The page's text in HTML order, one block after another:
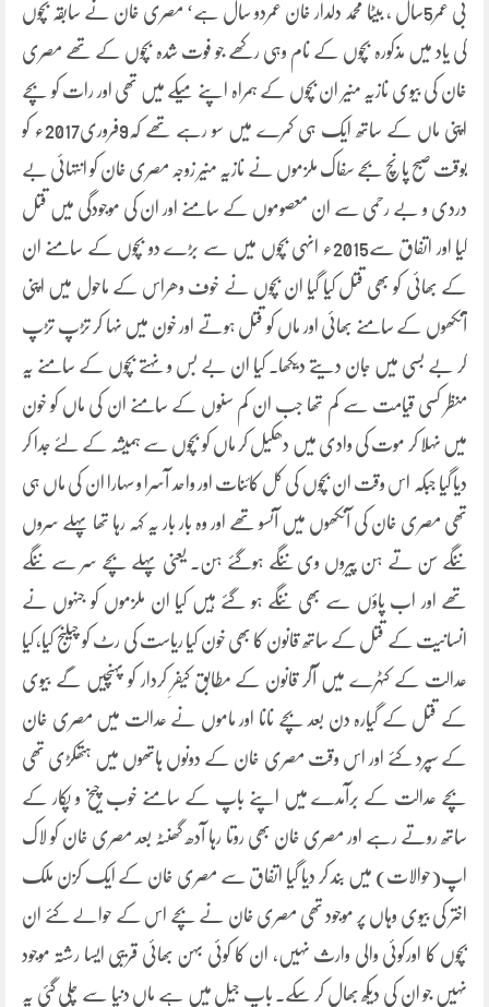
بی عمر5سال ، بیٹا محمد دلدار خان عمردو سال ہے‘ مصری خان نے سابقہ بچوں
کی یاد میں مذکورہ بچوں کے نام وہی رکھے جو فوت شدہ بچوں کے تھے مصری
خان کی بیوی نازیہ منیر ان بچوں کے ہمراہ اپنے میکے میں تھی اور رات کو بچے
اپنی ماں کے ساتھ ایک ہی کمرے میں سو رہے تھے کہ9فروری2017ء کو
بوقت صبح پانچ بجے سفاک ملزموں نے نازیہ منیر زوجہ مصری خان کو انتہائی بے
دردی و بے رحمی سے ان معصوموں کے سامنے اور ان کی موجودگی میں قتل
کیا اور اتفاق سے2015ء انہی بچوں میں سے بڑے دو بچوں کے سامنے ان
کے بھائی کو بھی قتل کیا گیا ان بچوں نے خوف وھراس کے ماحول میں اپنی
آنکھوں کے سامنے بھائی اور ماں کو قتل ہوتے اور خون میں نہا کر تڑپ تڑپ
کر بے بسی میں جان دیتے دیکھا۔ کیا ان بے بس و نہتے بچوں کے سامنے یہ
منظر کسی قیامت سے کم تھا جب ان کم سنوں کے سامنے ان کی ماں کو خون
میں نہلا کر موت کی وادی میں دھکیل کر ماں کو بچوں سے ہمیشہ کے لئے جدا کر
دیا گیا جبکہ اس وقت ان بچوں کی کل کائنات اور واحد آسرا و سہارا ان کی ماں ہی
تھی مصری خان کی آنکھوں میں آنسو تھے اور وہ بار بار یہ کہہ رہا تھا پہلے سروں
ننگے سن تے ہن پیروں وی ننگے ہوگئے ہن۔ یعنی پہلے بچے سر سے ننگے
تھے اور اب پاؤں سے بھی ننگے ہو گئے ہیں کیا ان ملزموں کو جنہوں نے
انسانیت کے قتل کے ساتھ قانون کا بھی خون کیا ریاست کی رٹ کو چیلنج کیا، کیا
عدالت کے کٹہرے میں آکر قانون کے مطابق کیفرِ کردار کو پہنچیں گے بیوی
کے قتل کے گیارہ دن بعد بچے نانا اور ماموں نے عدالت میں مصری خان
کے سپرد کئے اور اس وقت مصری خان کے دونوں ہاتھوں میں ہتھکڑی تھی
بچے عدالت کے برآمدے میں اپنے باپ کے سامنے خوب چیخ و پکار کے
ساتھ روتے رہے اور مصری خان بھی روتا رہا آدھ گھنٹہ بعد مصری خان کو لاک
اپ(حوالات) میں بند کر دیا گیا اتفاق سے مصری خان کے ایک کزن ملک
اختر کی بیوی وہاں پر موجود تھی مصری خان نے بچے اس کے حوالے کئے ان
بچوں کا اورکوئی والی وارث نہیں، ان کا کوئی بہن بھائی قریبی ایسا رشتہ موجود
نہیں جو ان کی دیکھ بھال کر سکے۔ باپ جیل میں ہے ماں دنیا سے چلی گئی یہ